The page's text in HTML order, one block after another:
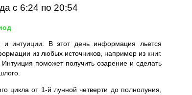
с 6:24 по 20:54
интуиции. В этот день информация льется
из любых источников, например из книг.
поможет получить озарение и сделать
цикла от 1-й лунной четверти до полнолуния,